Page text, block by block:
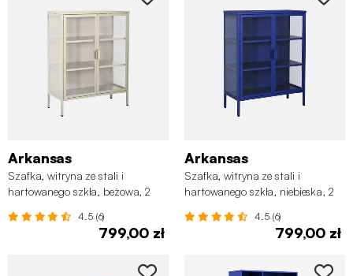
Arkansas
Szafka, witryna ze stali i
hartowanego szkła, beżowa, 2
4.5 (6)
799,00 zł
Arkansas
Szafka, witryna ze stali i
hartowanego szkła, niebieska, 2
4.5 (6)
799,00 zł